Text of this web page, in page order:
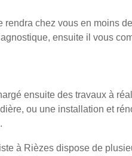
rendra chez vous en moins
ensuite il vous
ensuite des travaux à
ou une installation et
à Rièzes dispose de